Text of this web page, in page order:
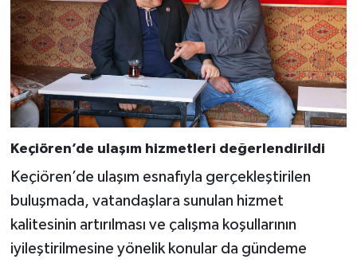
Keçiören’de ulaşım hizmetleri değerlendirildi
Keçiören’de ulaşım esnafıyla gerçekleştirilen
buluşmada, vatandaşlara sunulan hizmet
kalitesinin artırılması ve çalışma koşullarının
iyileştirilmesine yönelik konular da gündeme